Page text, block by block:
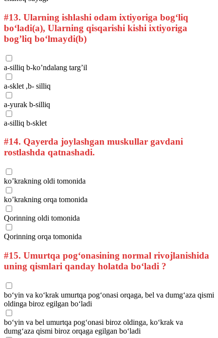
#13. Ularning ishlashi odam ixtiyoriga bog‘liq
bo‘ladi(a), Ularning qisqarishi kishi ixtiyoriga
bog’liq bo‘lmaydi(b)
a-silliq b-ko’ndalang targ’il
a-sklet ,b- silliq
a-yurak b-silliq
a-silliq b-sklet
#14. Qayerda joylashgan muskullar gavdani
rostlashda qatnashadi.
ko’krakning oldi tomonida
ko’krakning orqa tomonida
Qorinning oldi tomonida
Qorinning orqa tomonida
#15. Umurtqa pog‘onasining normal rivojlanishida
uning qismlari qanday holatda bo‘ladi ?
bo‘yin va ko‘krak umurtqa pog‘onasi orqaga, bel va dumg‘aza qismi
oldinga biroz egilgan bo‘ladi
bo‘yin va bel umurtqa pog‘onasi biroz oldinga, ko‘krak va
dumg‘aza qismi biroz orqaga egilgan bo‘ladi